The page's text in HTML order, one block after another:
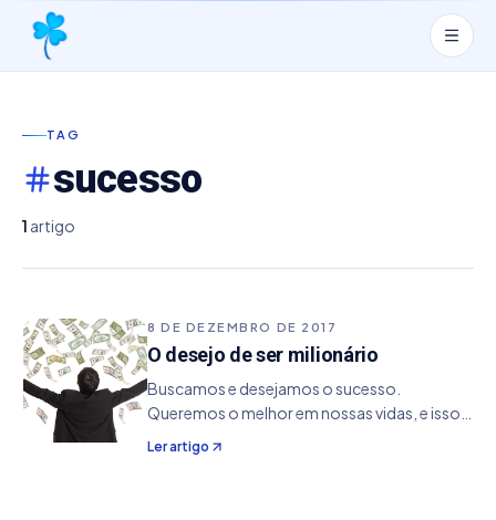
TAG
sucesso
1 artigo
8 DE DEZEMBRO DE 2017
O desejo de ser milionário
Buscamos e desejamos o sucesso.
Queremos o melhor em nossas vidas, e isso
nos proporciona buscar o melhor de si. E
como criar uma experiência de sucesso de
Ler artigo